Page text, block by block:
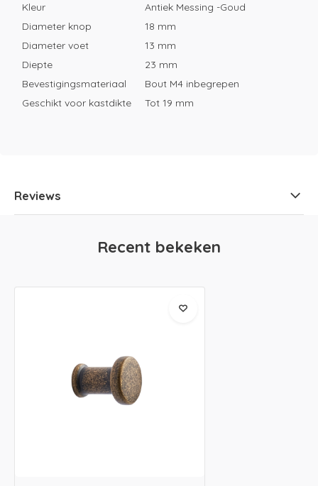
Kleur
Antiek Messing -Goud
Diameter knop
18 mm
Diameter voet
13 mm
Diepte
23 mm
Bevestigingsmateriaal
Bout M4 inbegrepen
Geschikt voor kastdikte
Tot 19 mm
Reviews
Recent bekeken